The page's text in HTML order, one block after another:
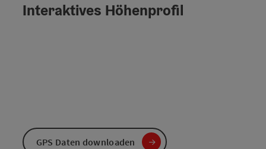
Interaktives Höhenprofil
GPS Daten downloaden